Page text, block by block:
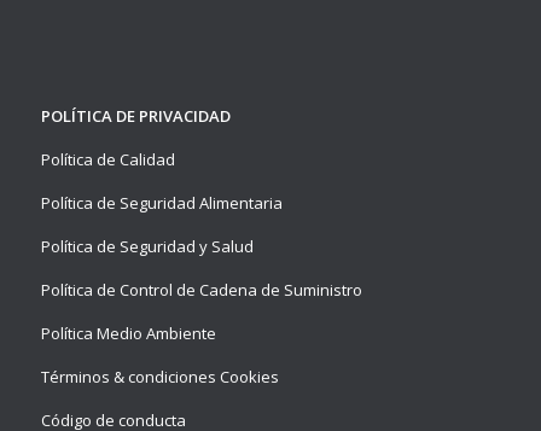
POLÍTICA DE PRIVACIDAD
Política de Calidad
Política de Seguridad Alimentaria
Política de Seguridad y Salud
Política de Control de Cadena de Suministro
Política Medio Ambiente
Términos & condiciones Cookies
Código de conducta